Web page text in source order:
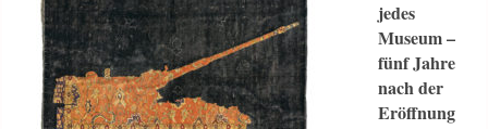
jedes
Museum –
fünf Jahre
nach der
Eröffnung